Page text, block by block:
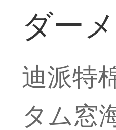
ダー
迪派特
タム窓